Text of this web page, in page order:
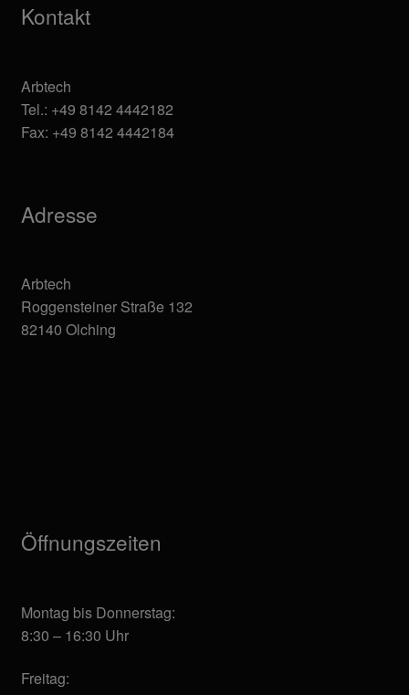
Kontakt
Arbtech
Tel.: +49 8142 4442182
Fax: +49 8142 4442184
Adresse
Arbtech
Roggensteiner Straße 132
82140 Olching
Öffnungszeiten
Montag bis Donnerstag:
8:30 – 16:30 Uhr
Freitag: